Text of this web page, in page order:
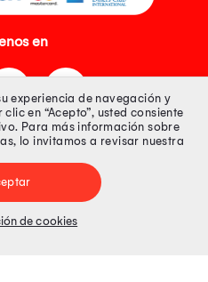
en
Segura
20493020618. Todos los derechos
Precios online publicados
experiencia de navegación y
en “Acepto”, usted consiente
Para más información sobre
lo invitamos a revisar nuestra
de cookies